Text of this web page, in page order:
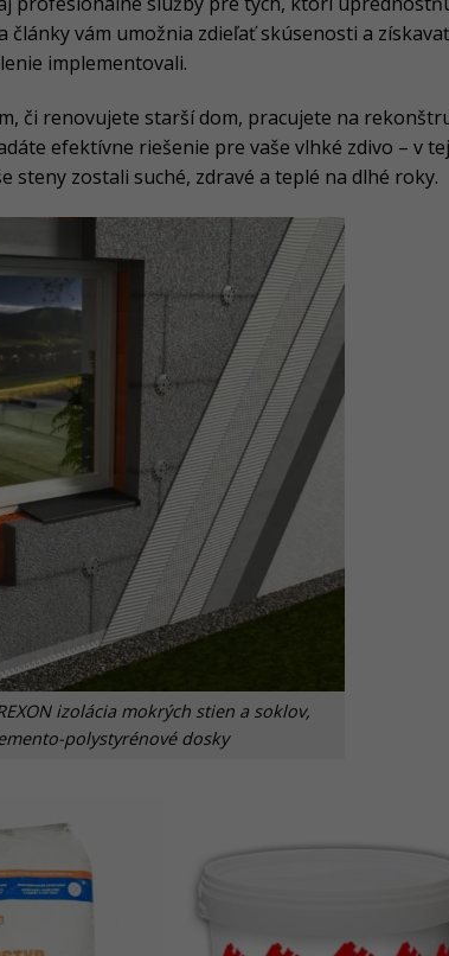
články vám umožnia zdieľať skúsenosti a
implementovali.
či renovujete starší dom, pracujete na
efektívne riešenie pre vaše vlhké zdivo – v
steny zostali suché, zdravé a teplé na dlhé roky.
izolácia mokrých stien a soklov,
polystyrénové dosky